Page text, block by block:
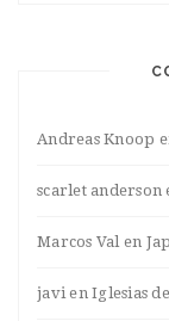
Andreas Knoop
scarlet anderson
Marcos Val en
javi enIglesias